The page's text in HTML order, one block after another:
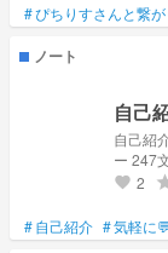
#ぴちりすさんと繋
ノート
自己
自己紹
ー 247
favorite 2
#自己紹介 #気軽に